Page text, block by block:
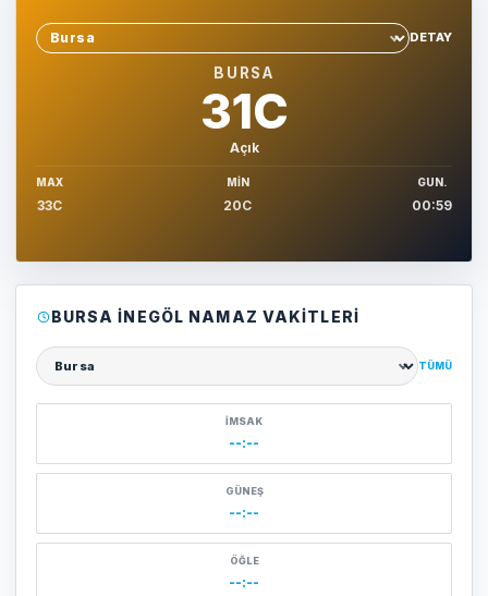
Sehir sec
DETAY
BURSA
31C
Açık
MAX
33C
MIN
20C
GUN.
00:59
BURSA İNEGÖL NAMAZ VAKITLERI
Şehir seçin
TÜMÜ
İMSAK
--:--
GÜNEŞ
--:--
ÖĞLE
--:--